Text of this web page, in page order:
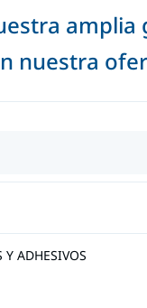
amplia
nuestra
Y ADHESIVOS